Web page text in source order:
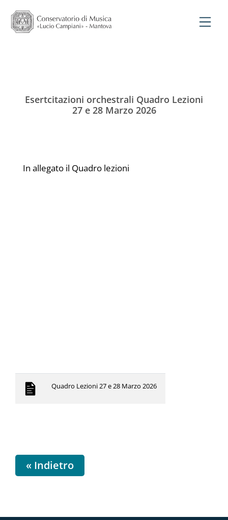
Esertcitazioni orchestrali Quadro Lezioni
27 e 28 Marzo 2026
In allegato il Quadro lezioni
Quadro Lezioni 27 e 28 Marzo 2026
« Indietro